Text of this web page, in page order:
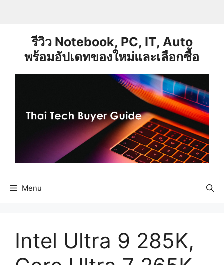
รีวิว Notebook, PC, IT, Auto
พร้อมอัปเดทของใหม่และเลือกซื้อ
Menu
Intel Ultra 9 285K,